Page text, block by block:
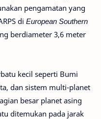
pengamatan yang
di European Southern
berdiameter 3,6 meter
kecil seperti Bumi
dan sistem multi-planet
besar planet asing
ditemukan pada jarak